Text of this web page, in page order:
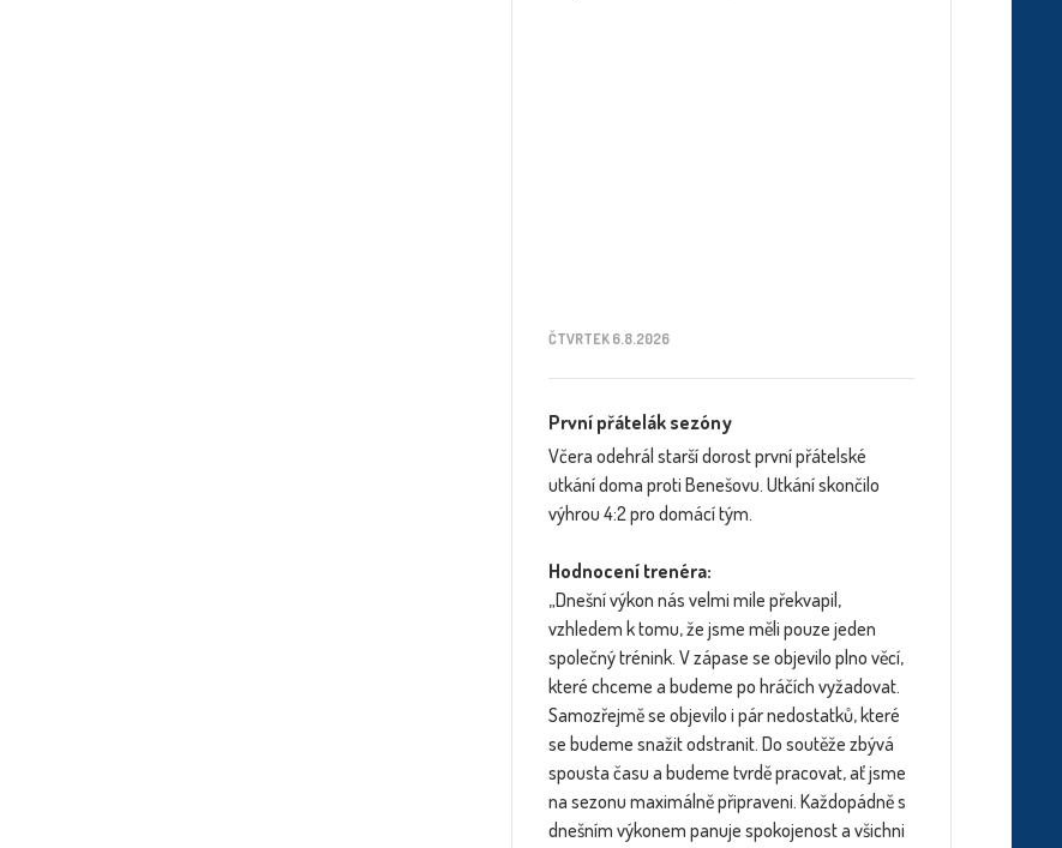
ČTVRTEK 6.8.2026
První přátelák sezóny
Včera odehrál starší dorost první přátelské
utkání doma proti Benešovu. Utkání skončilo
výhrou 4:2 pro domácí tým.
Hodnocení trenéra:
„Dnešní výkon nás velmi mile překvapil,
vzhledem k tomu, že jsme měli pouze jeden
společný trénink. V zápase se objevilo plno věcí,
které chceme a budeme po hráčích vyžadovat.
Samozřejmě se objevilo i pár nedostatků, které
se budeme snažit odstranit. Do soutěže zbývá
spousta času a budeme tvrdě pracovat, ať jsme
na sezonu maximálně připraveni. Každopádně s
dnešním výkonem panuje spokojenost a všichni